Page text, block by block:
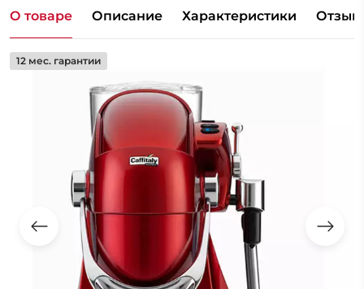
О товаре Описание Характеристики
12 мес. гарантии